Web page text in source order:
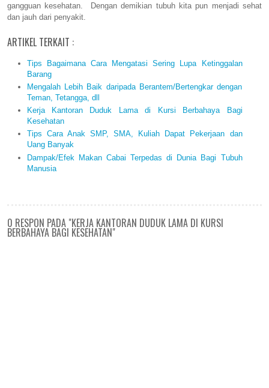
gangguan kesehatan. Dengan demikian tubuh kita pun menjadi sehat
dan jauh dari penyakit.
ARTIKEL TERKAIT :
Tips Bagaimana Cara Mengatasi Sering Lupa Ketinggalan
Barang
Mengalah Lebih Baik daripada Berantem/Bertengkar dengan
Teman, Tetangga, dll
Kerja Kantoran Duduk Lama di Kursi Berbahaya Bagi
Kesehatan
Tips Cara Anak SMP, SMA, Kuliah Dapat Pekerjaan dan
Uang Banyak
Dampak/Efek Makan Cabai Terpedas di Dunia Bagi Tubuh
Manusia
0 RESPON PADA "KERJA KANTORAN DUDUK LAMA DI KURSI
BERBAHAYA BAGI KESEHATAN"